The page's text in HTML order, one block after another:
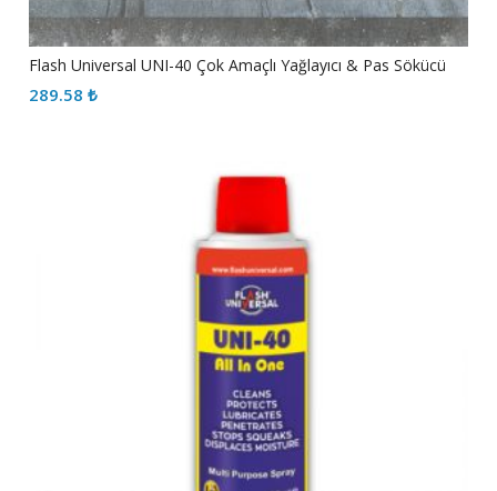
Flash Universal UNI-40 Çok Amaçlı Yağlayıcı & Pas Sökücü
289.58 ₺